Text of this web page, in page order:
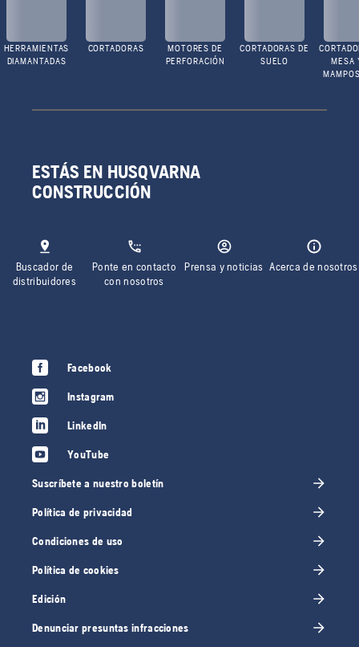
HERRAMIENTAS
DIAMANTADAS
CORTADORAS
MOTORES DE
PERFORACIÓN
CORTADORAS DE
SUELO
MESA
ESTÁS EN HUSQVARNA
CONSTRUCCIÓN
Buscador de
distribuidores
Ponte en contacto
con nosotros
Prensa y noticias Acerca de nosotros
Facebook
Instagram
LinkedIn
YouTube
Suscríbete a nuestro boletín
Política de privacidad
Condiciones de uso
Política de cookies
Edición
Denunciar presuntas infracciones